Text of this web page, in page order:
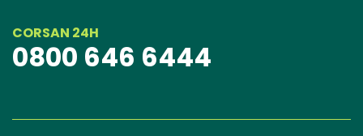
CORSAN 24H
0800 646 6444